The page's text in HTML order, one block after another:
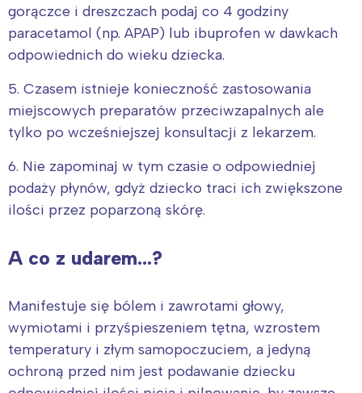
gorączce i dreszczach podaj co 4 godziny
paracetamol (np. APAP) lub ibuprofen w dawkach
odpowiednich do wieku dziecka.
5. Czasem istnieje konieczność zastosowania
miejscowych preparatów przeciwzapalnych ale
tylko po wcześniejszej konsultacji z lekarzem.
6. Nie zapominaj w tym czasie o odpowiedniej
podaży płynów, gdyż dziecko traci ich zwiększone
ilości przez poparzoną skórę.
A co z udarem…?
Manifestuje się bólem i zawrotami głowy,
wymiotami i przyśpieszeniem tętna, wzrostem
temperatury i złym samopoczuciem, a jedyną
ochroną przed nim jest podawanie dziecku